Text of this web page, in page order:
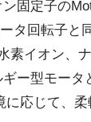
固定子の
タ回転子と
素イオン、
ー型モー
応じて、